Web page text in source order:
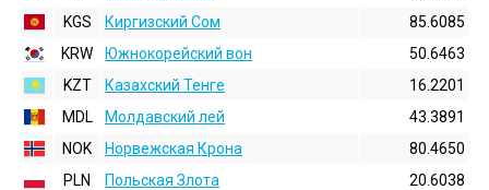
KGS
Киргизский Сом
85.6085
KRW
Южнокорейский вон
50.6463
KZT
Казахский Тенге
16.2201
MDL
Молдавский лей
43.3891
NOK
Норвежская Крона
80.4650
PLN
Польская Злота
20.6038